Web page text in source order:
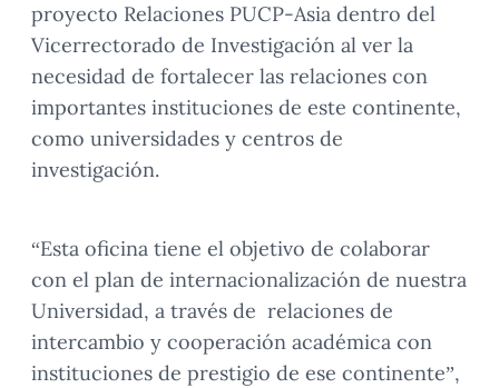
proyecto Relaciones PUCP-Asia dentro del
Vicerrectorado de Investigación al ver la
necesidad de fortalecer las relaciones con
importantes instituciones de este continente,
como universidades y centros de
investigación.
“Esta oficina tiene el objetivo de colaborar
con el plan de internacionalización de nuestra
Universidad, a través de relaciones de
intercambio y cooperación académica con
instituciones de prestigio de ese continente”,